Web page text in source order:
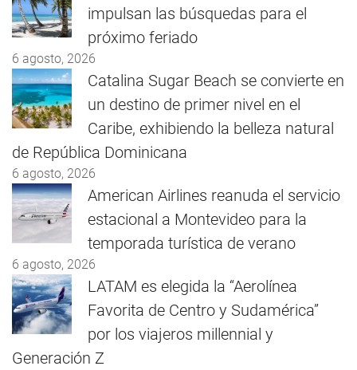
impulsan las búsquedas para el
próximo feriado
6 agosto, 2026
Catalina Sugar Beach se convierte en
un destino de primer nivel en el
Caribe, exhibiendo la belleza natural
de República Dominicana
6 agosto, 2026
American Airlines reanuda el servicio
estacional a Montevideo para la
temporada turística de verano
6 agosto, 2026
LATAM es elegida la “Aerolínea
Favorita de Centro y Sudamérica”
por los viajeros millennial y
Generación Z